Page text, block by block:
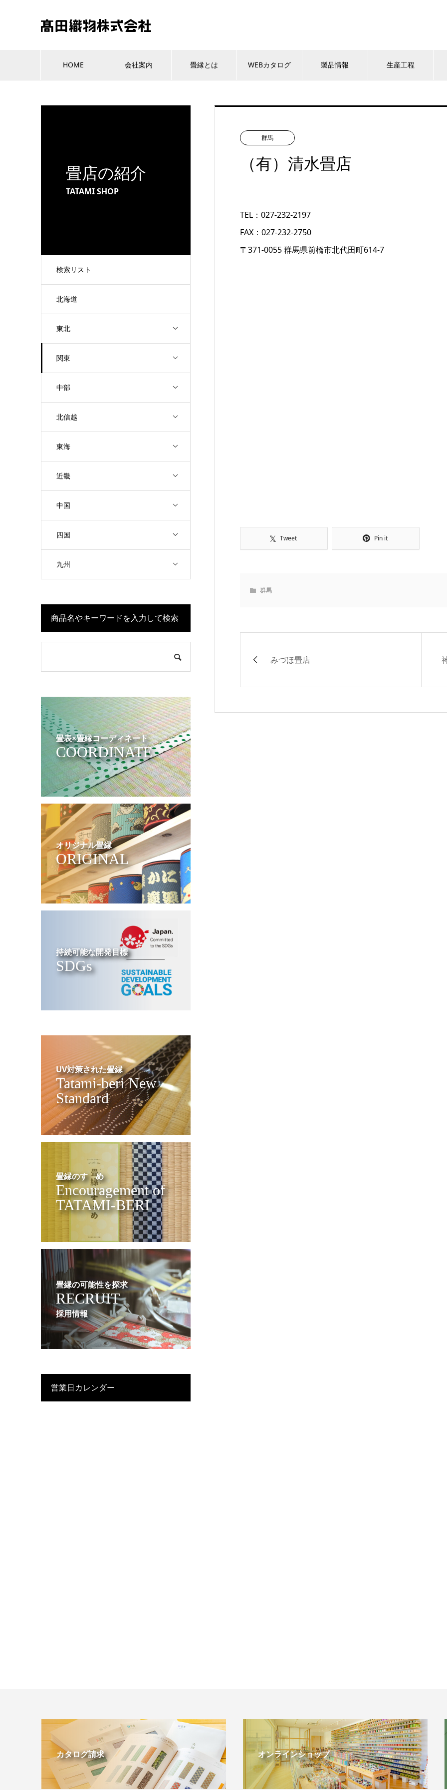
HOME 会社案内 畳縁とは WEBカタログ 製品情報 生産工程
畳店の紹介
TATAMI SHOP
検索リスト
北海道
東北
関東
中部
北信越
東海
近畿
中国
四国
九州
群馬
（有）清水畳店
TEL：027-232-2197
FAX：027-232-2750
〒371-0055 群馬県前橋市北代田町614-7
Tweet Pin it
群馬
みづほ畳店
商品名やキーワードを入力して検索
畳表×畳縁コーディネート
COORDINATE
オリジナル畳縁
ORIGINAL
持続可能な開発目標
SDGs
UV対策された畳縁
Tatami-beri New
Standard
畳縁のすゝめ
Encouragement of
TATAMI-BERI
畳縁の可能性を探求
RECRUIT
採用情報
営業日カレンダー
カタログ請求 オンラインショップ